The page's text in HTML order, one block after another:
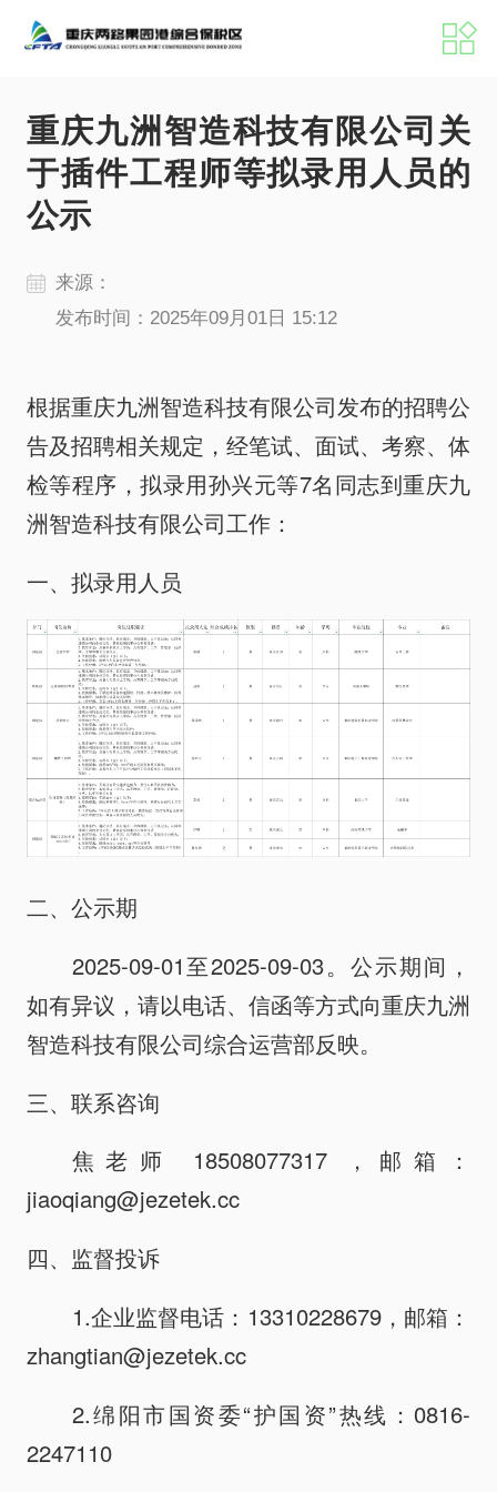
港区概况 新闻中心
招商服务 党建工作
机构职能
公示公告 数据发布
办事指南 政策文件
动态信息 党风廉政
重庆九洲智造科技有限公司关
于插件工程师等拟录用人员的
公示
来源：
发布时间：2025年09月01日 15:12
根据重庆九洲智造科技有限公司发布的招聘公
告及招聘相关规定，经笔试、面试、考察、体
检等程序，拟录用孙兴元等7名同志到重庆九
洲智造科技有限公司工作：
一、拟录用人员
二、公示期
2025-09-01至2025-09-03。公示期间，
如有异议，请以电话、信函等方式向重庆九洲
智造科技有限公司综合运营部反映。
三、联系咨询
焦老师 18508077317 ，邮箱：
jiaoqiang@jezetek.cc
四、监督投诉
1.企业监督电话：13310228679，邮箱：
zhangtian@jezetek.cc
2.绵阳市国资委“护国资”热线：0816-
2247110